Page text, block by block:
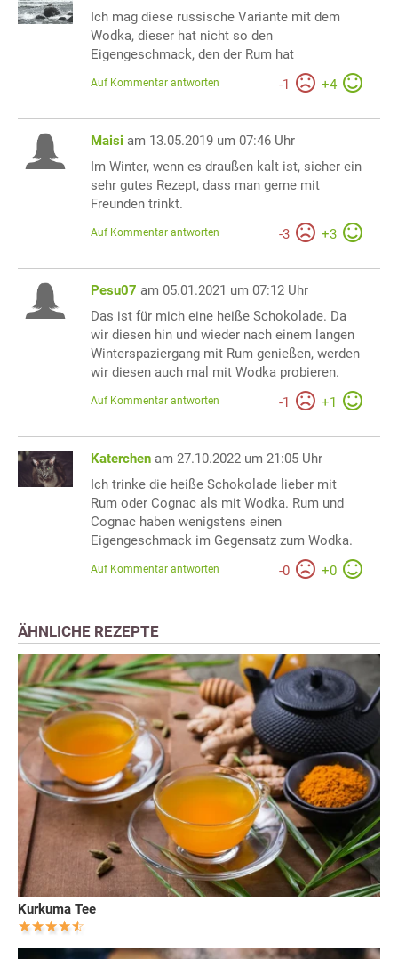
Ich mag diese russische Variante mit dem
Wodka, dieser hat nicht so den
Eigengeschmack, den der Rum hat
-1 +4
Auf Kommentar antworten
Maisi am 13.05.2019 um 07:46 Uhr
Im Winter, wenn es draußen kalt ist, sicher ein
sehr gutes Rezept, dass man gerne mit
Freunden trinkt.
-3 +3
Auf Kommentar antworten
Pesu07 am 05.01.2021 um 07:12 Uhr
Das ist für mich eine heiße Schokolade. Da
wir diesen hin und wieder nach einem langen
Winterspaziergang mit Rum genießen, werden
wir diesen auch mal mit Wodka probieren.
-1 +1
Auf Kommentar antworten
Katerchen am 27.10.2022 um 21:05 Uhr
Ich trinke die heiße Schokolade lieber mit
Rum oder Cognac als mit Wodka. Rum und
Cognac haben wenigstens einen
Eigengeschmack im Gegensatz zum Wodka.
-0 +0
Auf Kommentar antworten
ÄHNLICHE REZEPTE
Kurkuma Tee